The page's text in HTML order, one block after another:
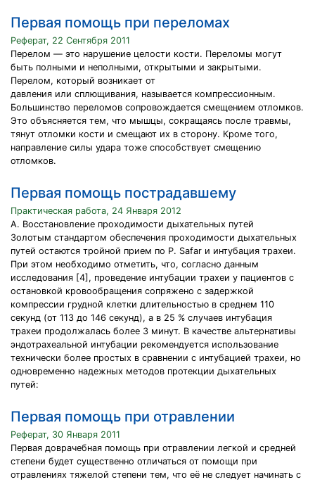
Первая помощь при переломах
Реферат, 22 Сентября 2011
Перелом — это нарушение целости кости. Переломы могут
быть полными и неполными, открытыми и закрытыми.
Перелом, который возникает от
давления или сплющивания, называется компрессионным.
Большинство переломов сопровождается смещением отломков.
Это объясняется тем, что мышцы, сокращаясь после травмы,
тянут отломки кости и смещают их в сторону. Кроме того,
направление силы удара тоже способствует смещению
отломков.
Первая помощь пострадавшему
Практическая работа, 24 Января 2012
А. Восстановление проходимости дыхательных путей
Золотым стандартом обеспечения проходимости дыхательных
путей остаются тройной прием по P. Safar и интубация трахеи.
При этом необходимо отметить, что, согласно данным
исследования [4], проведение интубации трахеи у пациентов с
остановкой кровообращения сопряжено с задержкой
компрессии грудной клетки длительностью в среднем 110
секунд (от 113 до 146 секунд), а в 25 % случаев интубация
трахеи продолжалась более 3 минут. В качестве альтернативы
эндотрахеальной интубации рекомендуется использование
технически более простых в сравнении с интубацией трахеи, но
одновременно надежных методов протекции дыхательных
путей:
Первая помощь при отравлении
Реферат, 30 Января 2011
Первая доврачебная помощь при отравлении легкой и средней
степени будет существенно отличаться от помощи при
отравлениях тяжелой степени тем, что её не следует начинать с